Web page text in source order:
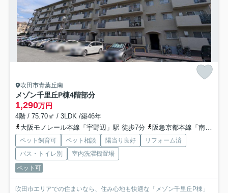
吹田市青葉丘南
メゾン千里丘P棟4階部分
1,290万円
4階 / 75.70㎡ / 3LDK /築46年
大阪モノレール本線「宇野辺」駅 徒歩7分
阪急京都本線「南茨木」駅 徒歩19分
ペット飼育可 ペット相談 陽当り良好
リフォーム済
バス・トイレ別
室内洗濯機置場
ペット可
吹田市エリアでの住まいなら、住み心地も快適な「メゾン千里丘P棟」